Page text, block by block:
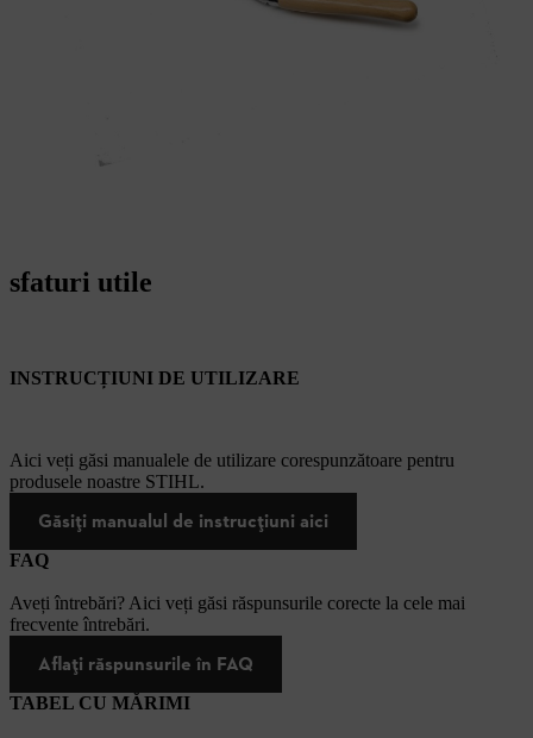
sfaturi utile
INSTRUCȚIUNI DE UTILIZARE
Aici veți găsi manualele de utilizare corespunzătoare pentru
produsele noastre STIHL.
Găsiți manualul de instrucțiuni aici
FAQ
Aveți întrebări? Aici veți găsi răspunsurile corecte la cele mai
frecvente întrebări.
Aflați răspunsurile în FAQ
TABEL CU MĂRIMI